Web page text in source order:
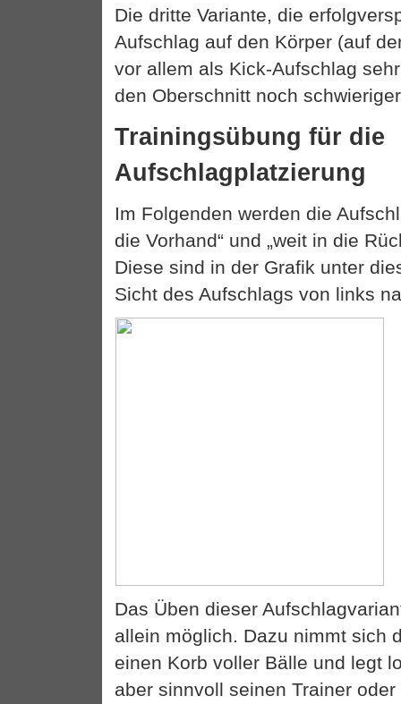
Die dritte Variante, die
Aufschlag auf den Körper (auf
vor allem als Kick-Aufschlag
den Oberschnitt noch
Trainingsübung für die
Aufschlagplatzierung
Im Folgenden werden die
die Vorhand“ und „weit in die
Diese sind in der Grafik unter
Sicht des Aufschlags von links
Das Üben dieser
allein möglich. Dazu nimmt sich
einen Korb voller Bälle und legt
aber sinnvoll seinen Trainer oder